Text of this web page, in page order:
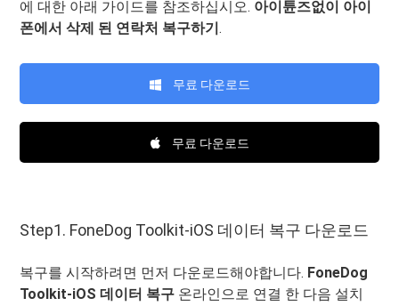
에 대한 아래 가이드를 참조하십시오. 아이튠즈없이 아이
폰에서 삭제 된 연락처 복구하기.
무료 다운로드
무료 다운로드
Step1. FoneDog Toolkit-iOS 데이터 복구 다운로드
복구를 시작하려면 먼저 다운로드해야합니다. FoneDog
Toolkit-iOS 데이터 복구 온라인으로 연결 한 다음 설치